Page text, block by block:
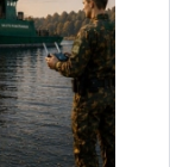
samazinātu